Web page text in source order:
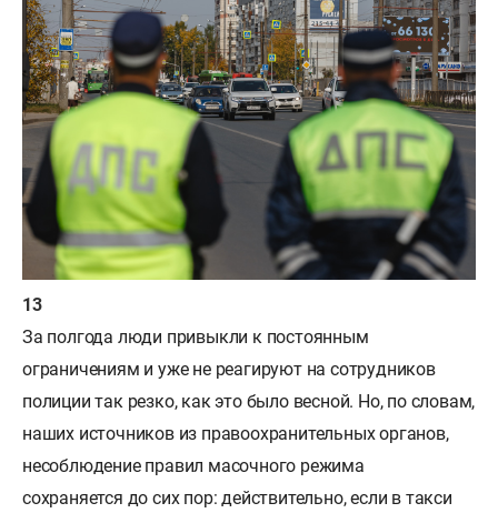
За полгода люди привыкли к постоянным
ограничениям и уже не реагируют на сотрудников
полиции так резко, как это было весной. Но, по словам,
наших источников из правоохранительных органов,
несоблюдение правил масочного режима
сохраняется до сих пор: действительно, если в такси